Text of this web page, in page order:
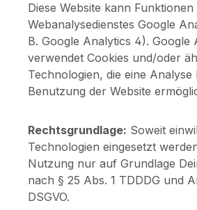
Diese Website kann Funktionen
Webanalysedienstes Google
B. Google Analytics 4). Google
verwendet Cookies und/oder
Technologien, die eine Analyse
Benutzung der Website
Rechtsgrundlage: Soweit
Technologien eingesetzt
Nutzung nur auf Grundlage
nach § 25 Abs. 1 TDDDG und
DSGVO.